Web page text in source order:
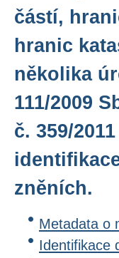
částí,
hranic
několika
111/2009
č. 359/
zněních.
Metadata o
Identifikace